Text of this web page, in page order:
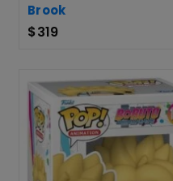
Brook
$319